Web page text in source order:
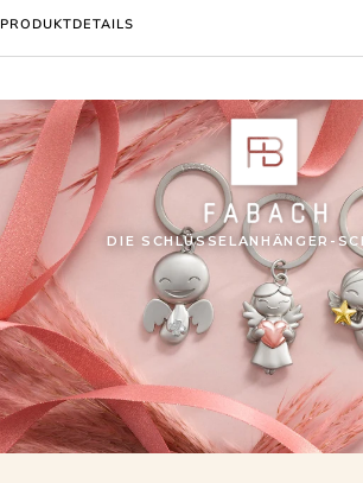
PRODUKTDETAILS
DIE SCHLÜSSELANHÄNGER-